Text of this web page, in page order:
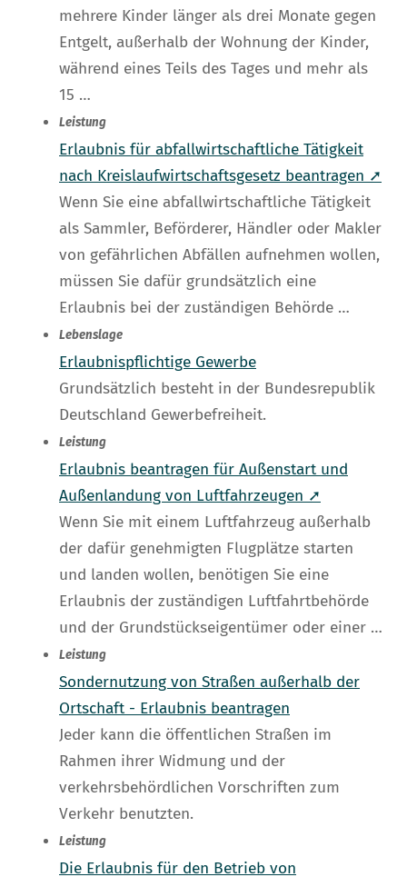
mehrere Kinder länger als drei Monate gegen
Entgelt, außerhalb der Wohnung der Kinder,
während eines Teils des Tages und mehr als
15 …
Leistung
Erlaubnis für abfallwirtschaftliche Tätigkeit
nach Kreislaufwirtschaftsgesetz beantragen ➚
Wenn Sie eine abfallwirtschaftliche Tätigkeit
als Sammler, Beförderer, Händler oder Makler
von gefährlichen Abfällen aufnehmen wollen,
müssen Sie dafür grundsätzlich eine
Erlaubnis bei der zuständigen Behörde …
Lebenslage
Erlaubnispflichtige Gewerbe
Grundsätzlich besteht in der Bundesrepublik
Deutschland Gewerbefreiheit.
Leistung
Erlaubnis beantragen für Außenstart und
Außenlandung von Luftfahrzeugen ➚
Wenn Sie mit einem Luftfahrzeug außerhalb
der dafür genehmigten Flugplätze starten
und landen wollen, benötigen Sie eine
Erlaubnis der zuständigen Luftfahrtbehörde
und der Grundstückseigentümer oder einer …
Leistung
Sondernutzung von Straßen außerhalb der
Ortschaft - Erlaubnis beantragen
Jeder kann die öffentlichen Straßen im
Rahmen ihrer Widmung und der
verkehrsbehördlichen Vorschriften zum
Verkehr benutzten.
Leistung
Die Erlaubnis für den Betrieb von